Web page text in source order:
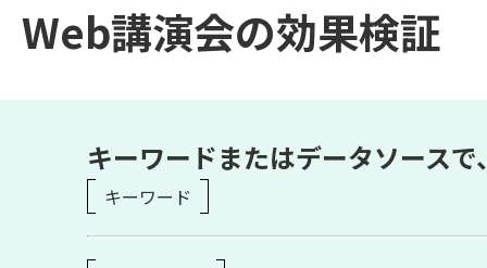
Web講演会の効果検証
キーワードまたはデータソース
キーワード